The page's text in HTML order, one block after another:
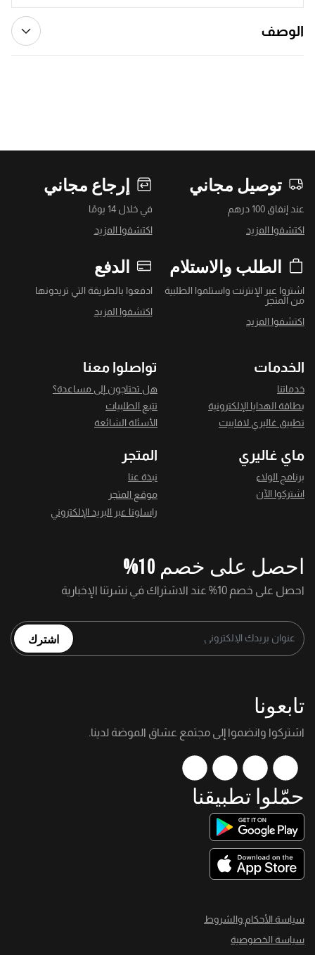
الوصف
توصيل مجاني
عند إنفاق 100 درهم
اكتشفوا المزيد
إرجاع مجاني
في خلال 14 يومًا
اكتشفوا المزيد
الطلب والاستلام
اشتروا عبر الإنترنت واستلموا الطلبية
من المتجر
اكتشفوا المزيد
الدفع
ادفعوا بالطريقة التي تريدونها
اكتشفوا المزيد
الخدمات
خدماتنا
بطاقة الهدايا الإلكترونية
تطبيق غاليري لافاييت
تواصلوا معنا
هل تحتاجون إلى مساعدة؟
تتبع الطلبيات
الأسئلة الشائعة
ماي غاليري
برنامج الولاء
اشتركوا الآن
المتجر
نبذة عنا
موقع المتجر
راسلونا عبر البريد الإلكتروني
احصل على خصم 10%
احصل على خصم 10% عند الاشتراك في نشرتنا الإخبارية
اشترك
تابعونا
اشتركوا وانضموا إلى مجتمع عشاق الموضة لدينا.
حمّلوا تطبيقنا
سياسة الأحكام والشروط
سياسة الخصوصية